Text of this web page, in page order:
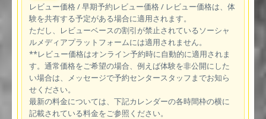
レビュー価格 / 早期予約レビュー価格 / レビュー価格は、体
験を共有する予定がある場合に適用されます。
ただし、レビューベースの割引が禁止されているソーシャ
ルメディアプラットフォームには適用されません。
**レビュー価格はオンライン予約時に自動的に適用されま
す。通常価格をご希望の場合、例えば体験を非公開にした
い場合は、メッセージで予約センタースタッフまでお知ら
せください。
最新の料金については、下記カレンダーの各時間枠の横に
記載されている料金をご参照ください。